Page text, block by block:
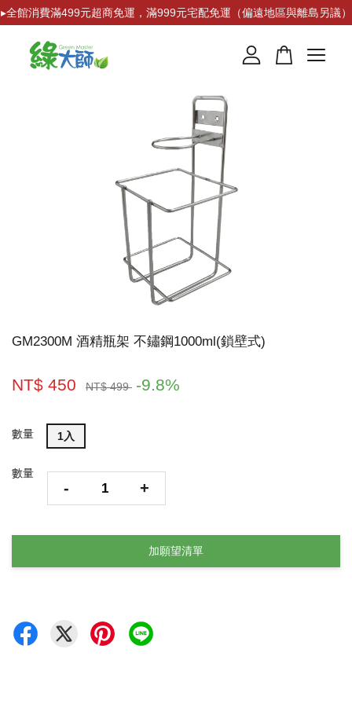
▸全館消費滿499元超商免運，滿999元宅配免運（偏遠地區與離島另議）
GM2300M 酒精瓶架 不鏽鋼1000ml(鎖壁式)
NT$ 450 NT$ 499 -9.8%
數量 1入
數量
- +
加願望清單
繼續購物